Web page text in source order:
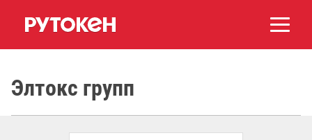
Элтокс групп